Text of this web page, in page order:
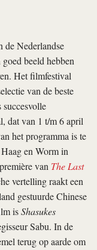
de Nederlandse
beeld hebben
Het filmfestival
van de beste
dat van 1 t/m 6 april
het programma is te
en Worm in
van The Last
vertelling raakt een
gestuurde Chinese
isShasukes
Sabu. In de
terug op aarde om